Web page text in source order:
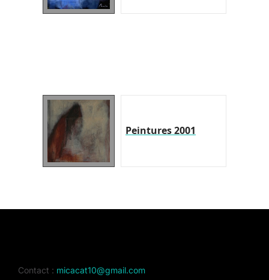
Peintures 2001
Contact : micacat10@gmail.com